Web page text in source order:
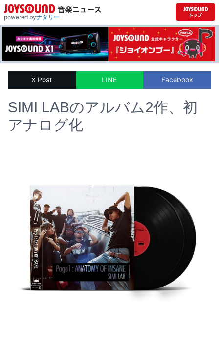
powered byナタリー
X Post LINE Facebook
SIMI LABのアルバム2作、初
アナログ化